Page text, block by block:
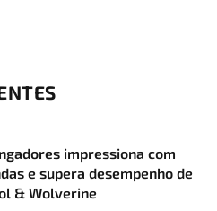
impressiona com
e supera desempenho de
& Wolverine